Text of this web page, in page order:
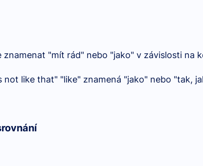
znamenat "mít rád" nebo "jako" v závislosti na
not like that" "like" znamená "jako" nebo "tak,